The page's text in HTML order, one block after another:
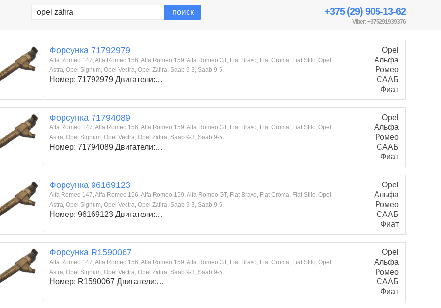
+375 (29) 905-13-62
Viber: +375291939376
Форсунка 71792979
Alfa Romeo 147, Alfa Romeo 156, Alfa Romeo 159, Alfa Romeo GT, Fiat Bravo, Fiat Croma, Fiat Stilo, Opel
Astra, Opel Signum, Opel Vectra, Opel Zafira, Saab 9-3, Saab 9-5,
Номер: 71792979 Двигатели:…
Opel
Альфа
Ромео
СААБ
Фиат
Форсунка 71794089
Alfa Romeo 147, Alfa Romeo 156, Alfa Romeo 159, Alfa Romeo GT, Fiat Bravo, Fiat Croma, Fiat Stilo, Opel
Astra, Opel Signum, Opel Vectra, Opel Zafira, Saab 9-3, Saab 9-5,
Номер: 71794089 Двигатели:…
Opel
Альфа
Ромео
СААБ
Фиат
Форсунка 96169123
Alfa Romeo 147, Alfa Romeo 156, Alfa Romeo 159, Alfa Romeo GT, Fiat Bravo, Fiat Croma, Fiat Stilo, Opel
Astra, Opel Signum, Opel Vectra, Opel Zafira, Saab 9-3, Saab 9-5,
Номер: 96169123 Двигатели:…
Opel
Альфа
Ромео
СААБ
Фиат
Форсунка R1590067
Alfa Romeo 147, Alfa Romeo 156, Alfa Romeo 159, Alfa Romeo GT, Fiat Bravo, Fiat Croma, Fiat Stilo, Opel
Astra, Opel Signum, Opel Vectra, Opel Zafira, Saab 9-3, Saab 9-5,
Номер: R1590067 Двигатели:…
Opel
Альфа
Ромео
СААБ
Фиат